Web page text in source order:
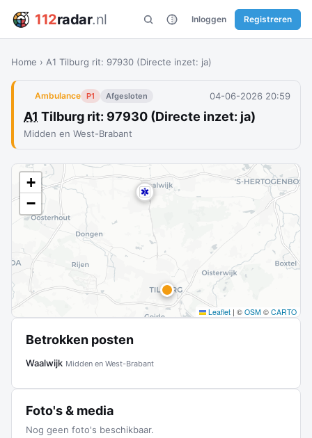
112radar.nl Inloggen Registreren
Home › A1 Tilburg rit: 97930 (Directe inzet: ja)
Ambulance P1 Afgesloten 04-06-2026 20:59
A1 Tilburg rit: 97930 (Directe inzet: ja)
Midden en West-Brabant
+
−
Leaflet | © OSM © CARTO
Betrokken posten
Waalwijk Midden en West-Brabant
Foto's & media
Nog geen foto's beschikbaar.